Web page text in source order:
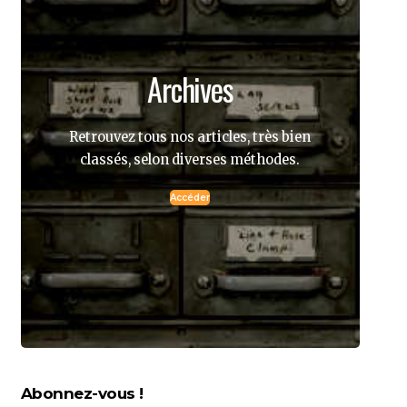
Archives
Retrouvez tous nos articles, très bien
classés, selon diverses méthodes.
Accéder
Abonnez-vous !